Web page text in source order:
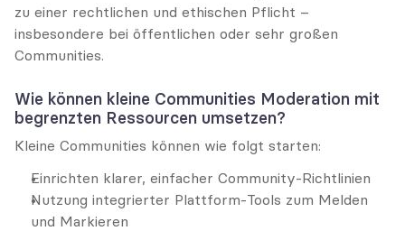
zu einer rechtlichen und ethischen Pflicht –
insbesondere bei öffentlichen oder sehr großen
Communities.
Wie können kleine Communities Moderation mit
begrenzten Ressourcen umsetzen?
Kleine Communities können wie folgt starten:
Einrichten klarer, einfacher Community-Richtlinien
Nutzung integrierter Plattform-Tools zum Melden
und Markieren